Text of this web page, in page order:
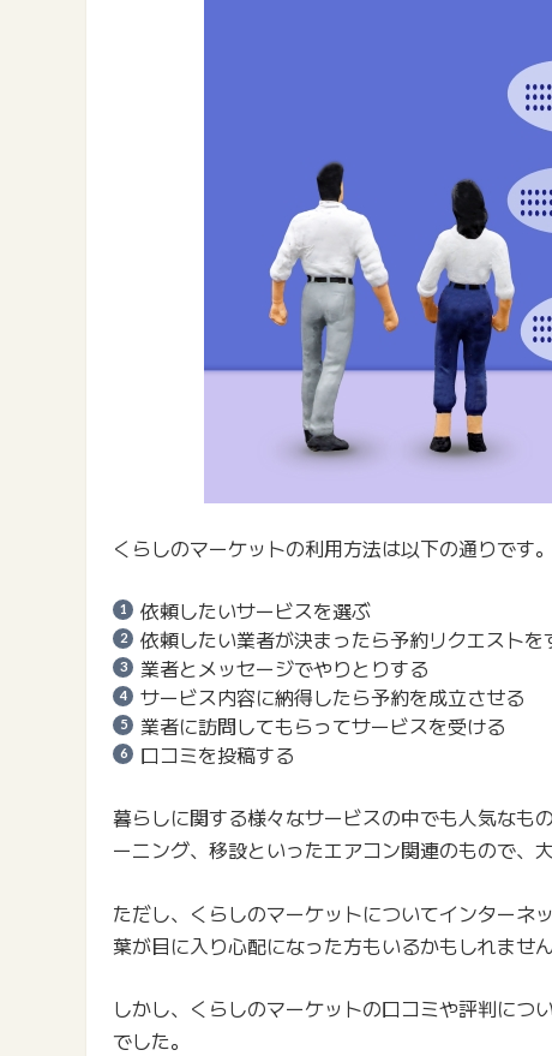
くらしのマーケットの利用方法は以下の通りです。
依頼したいサービスを選ぶ
依頼したい業者が決まったら予約リクエストを
業者とメッセージでやりとりする
サービス内容に納得したら予約を成立させる
業者に訪問してもらってサービスを受ける
口コミを投稿する
暮らしに関する様々なサービスの中でも人気なも
ーニング、移設といったエアコン関連のもので、
ただし、くらしのマーケットについてインターネ
葉が目に入り心配になった方もいるかもしれません
しかし、くらしのマーケットの口コミや評判につ
でした。